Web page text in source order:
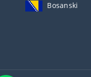
Bosanski